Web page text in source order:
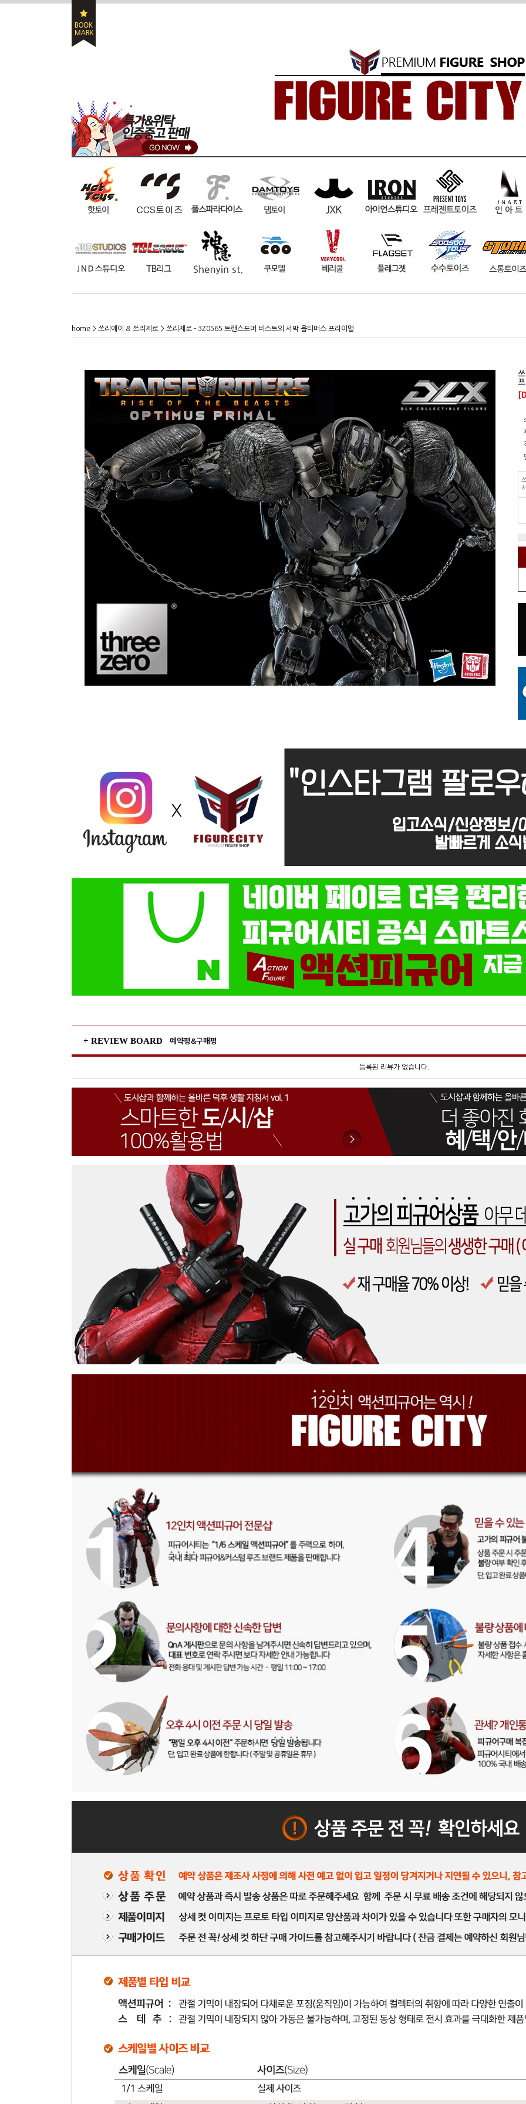
home > 쓰리에이 & 쓰리제로 > 쓰리제로 - 3Z0565 트랜스포머 비스트의 서막 옵티머스 프라이멀
+ REVIEW BOARD 예약평&구매평
등록된 리뷰가 없습니다.